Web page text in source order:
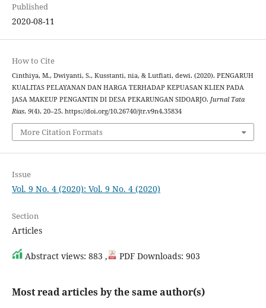
Published
2020-08-11
How to Cite
Cinthiya, M., Dwiyanti, S., Kusstanti, nia, & Lutfiati, dewi. (2020). PENGARUH
KUALITAS PELAYANAN DAN HARGA TERHADAP KEPUASAN KLIEN PADA
JASA MAKEUP PENGANTIN DI DESA PEKARUNGAN SIDOARJO. Jurnal Tata
Rias, 9(4), 20–25. https://doi.org/10.26740/jtr.v9n4.35834
More Citation Formats
Issue
Vol. 9 No. 4 (2020): Vol. 9 No. 4 (2020)
Section
Articles
Abstract views: 883 , PDF Downloads: 903
Most read articles by the same author(s)